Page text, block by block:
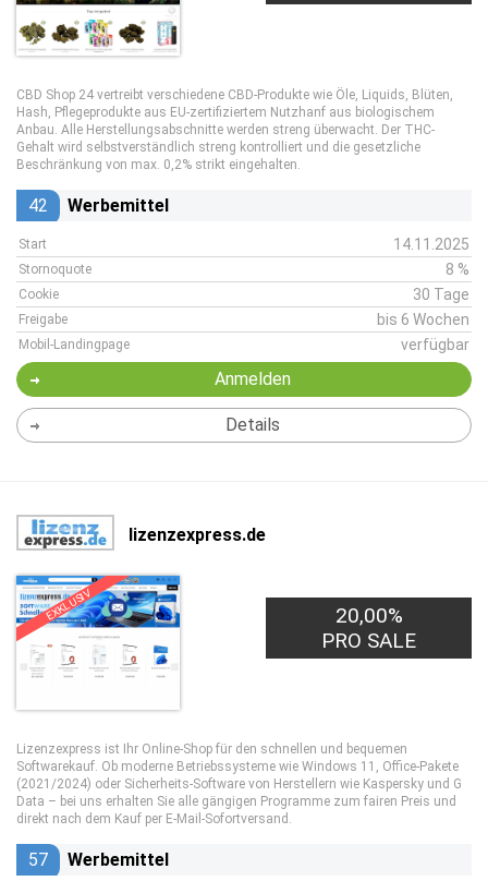
CBD Shop 24 vertreibt verschiedene CBD-Produkte wie Öle, Liquids, Blüten,
Hash, Pflegeprodukte aus EU-zertifiziertem Nutzhanf aus biologischem
Anbau. Alle Herstellungsabschnitte werden streng überwacht. Der THC-
Gehalt wird selbstverständlich streng kontrolliert und die gesetzliche
Beschränkung von max. 0,2% strikt eingehalten.
42 Werbemittel
Start 14.11.2025
Stornoquote 8 %
Cookie 30 Tage
Freigabe bis 6 Wochen
Mobil-Landingpage verfügbar
Anmelden
Details
lizenzexpress.de
EXKLUSIV
20,00%
PRO SALE
Lizenzexpress ist Ihr Online-Shop für den schnellen und bequemen
Softwarekauf. Ob moderne Betriebssysteme wie Windows 11, Office-Pakete
(2021/2024) oder Sicherheits-Software von Herstellern wie Kaspersky und G
Data – bei uns erhalten Sie alle gängigen Programme zum fairen Preis und
direkt nach dem Kauf per E-Mail-Sofortversand.
57 Werbemittel